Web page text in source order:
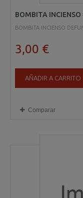
BOMBITA
BOMBITA INCIENSO
3,00 €
AÑADIR A CARRITO
Comparar